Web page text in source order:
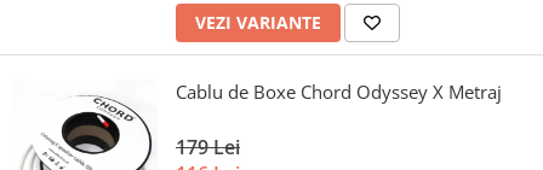
VEZI VARIANTE
Cablu de Boxe Chord Odyssey X Metraj
179 Lei